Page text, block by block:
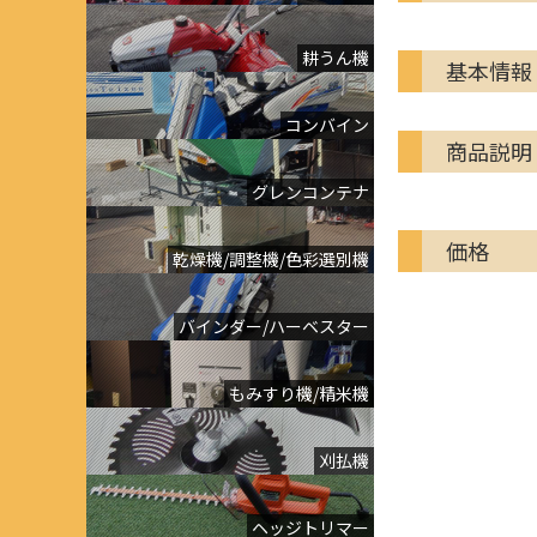
耕うん機
コンバイン
グレンコンテナ
乾燥機/調整機/色彩選別機
バインダー/ハーベスター
もみすり機/精米機
刈払機
ヘッジトリマー
基本情報
商品説明
価格